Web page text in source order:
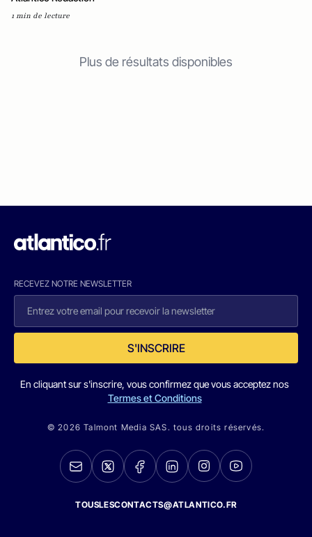
1 min de lecture
Plus de résultats disponibles
RECEVEZ NOTRE NEWSLETTER
S'INSCRIRE
En cliquant sur s'inscrire, vous confirmez que vous acceptez nos
Termes et Conditions
© 2026 Talmont Media SAS. tous droits réservés.
TOUSLESCONTACTS@ATLANTICO.FR